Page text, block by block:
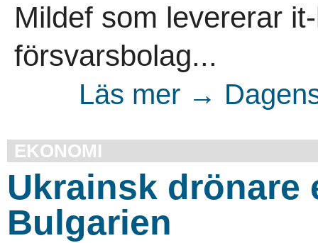
Mildef som levererar
försvarsbolag...
Läs mer →
EKONOMI
Ukrainsk drönare
Bulgarien